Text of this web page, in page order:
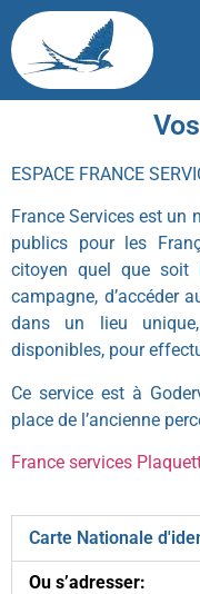
ESPACE FRANCE
France Services est un
publics pour les
citoyen quel que
campagne, d’accéder
dans un lieu
disponibles, pour
Ce service est à
place de l’ancienne
France services
Carte Nationale
Ou s’adresser: